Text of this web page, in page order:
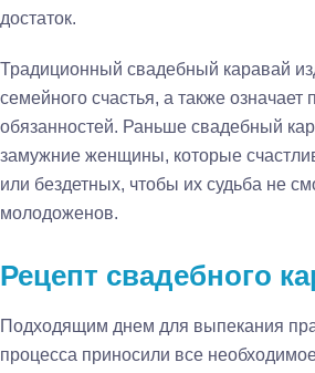
достаток.
Традиционный свадебный каравай
семейного счастья, а также
обязанностей. Раньше свадебный
замужние женщины, которые
или бездетных, чтобы их судьба не
молодоженов.
Рецепт свадебного
Подходящим днем для выпекания
процесса приносили все